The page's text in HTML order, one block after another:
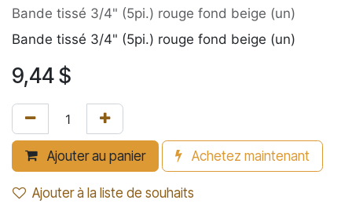
Bande tissé 3/4" (5pi.) rouge fond beige (un)
Bande tissé 3/4" (5pi.) rouge fond beige (un)
9,44$
Ajouter au panier Achetez maintenant
Ajouter à la liste de souhaits